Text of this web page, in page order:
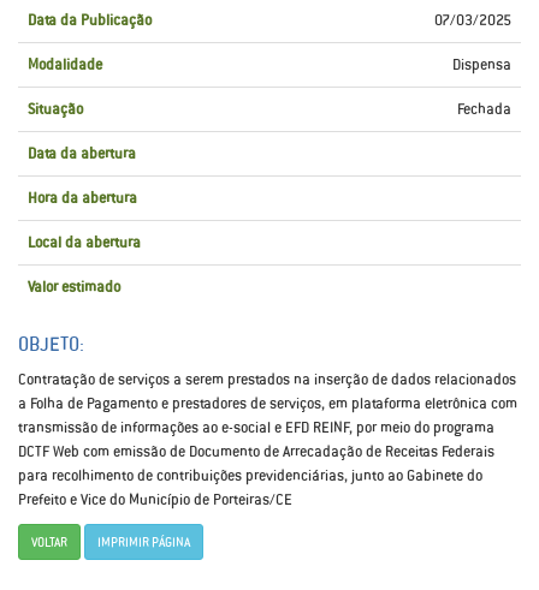
Data da Publicação 07/03/2025
Modalidade Dispensa
Situação Fechada
Data da abertura
Hora da abertura
Local da abertura
Valor estimado
OBJETO:
Contratação de serviços a serem prestados na inserção de dados relacionados
a Folha de Pagamento e prestadores de serviços, em plataforma eletrônica com
transmissão de informações ao e-social e EFD REINF, por meio do programa
DCTF Web com emissão de Documento de Arrecadação de Receitas Federais
para recolhimento de contribuições previdenciárias, junto ao Gabinete do
Prefeito e Vice do Município de Porteiras/CE
VOLTAR IMPRIMIR PÁGINA